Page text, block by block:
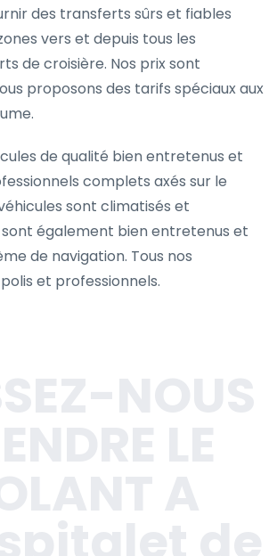
des transferts sûrs et fiables
vers et depuis tous les
de croisière. Nos prix sont
proposons des tarifs spéciaux aux
de qualité bien entretenus et
complets axés sur le
sont climatisés et
également bien entretenus et
de navigation. Tous nos
et professionnels.